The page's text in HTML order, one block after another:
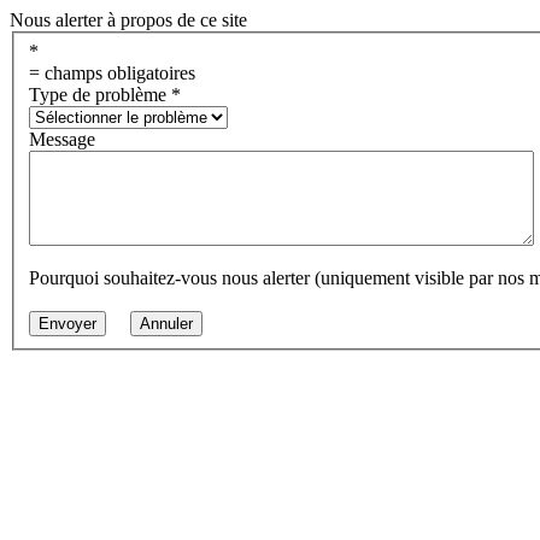
Nous alerter à propos de ce site
*
= champs obligatoires
Type de problème *
Message
Pourquoi souhaitez-vous nous alerter (uniquement visible par nos